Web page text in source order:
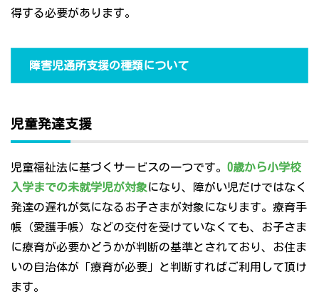
得する必要があります。
障害児通所支援の種類について
児童発達支援
児童福祉法に基づくサービスの一つです。 0歳から小学校
入学までの未就学児が対象になり、障がい児だけではなく
発達の遅れが気になるお子さまが対象になります。療育手
帳（愛護手帳）などの交付を受けていなくても、お子さま
に療育が必要かどうかが判断の基準とされており、お住ま
いの自治体が「療育が必要」と判断すればご利用して頂け
ます。